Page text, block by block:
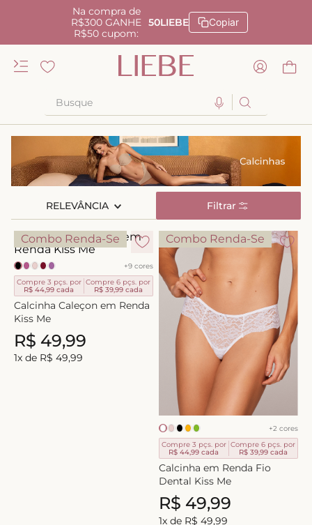
Na compra de
R$300 GANHE
R$50 cupom:
50LIEBE Copiar
RELEVÂNCIA Filtrar
Combo Renda-Se
+9 cores
Compre 3 pçs. por
R$ 44,99 cada
Compre 6 pçs. por
R$ 39,99cada
Calcinha Caleçon em Renda
Kiss Me
R$ 49,99
1x de R$ 49,99
Combo Renda-Se
+2 cores
Compre 3 pçs. por
R$ 44,99 cada
Compre 6 pçs. por
R$ 39,99cada
Calcinha em Renda Fio
Dental Kiss Me
R$ 49,99
1x de R$ 49,99
TERMOS MAIS BUSCADOS
kiss me
camisola
calcinha renda
anatomic
calcinha alta
triangulo
biquini